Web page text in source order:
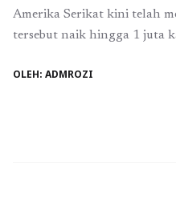
Amerika Serikat kini telah
tersebut naik hingga 1 juta
sejak pandemi dimulai
OLEH: ADMROZI